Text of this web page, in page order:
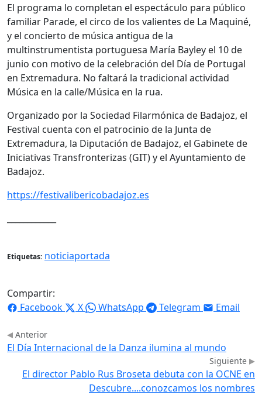
El programa lo completan el espectáculo para público
familiar Parade, el circo de los valientes de La Maquiné,
y el concierto de música antigua de la
multinstrumentista portuguesa María Bayley el 10 de
junio con motivo de la celebración del Día de Portugal
en Extremadura. No faltará la tradicional actividad
Música en la calle/Música en la rua.
Organizado por la Sociedad Filarmónica de Badajoz, el
Festival cuenta con el patrocinio de la Junta de
Extremadura, la Diputación de Badajoz, el Gabinete de
Iniciativas Transfronterizas (GIT) y el Ayuntamiento de
Badajoz.
https://festivalibericobadajoz.es
Etiquetas: noticiaportada
Compartir:
Facebook
X WhatsApp Telegram Email
Anterior
El Día Internacional de la Danza ilumina al mundo
Siguiente
El director Pablo Rus Broseta debuta con la OCNE en
Descubre....conozcamos los nombres